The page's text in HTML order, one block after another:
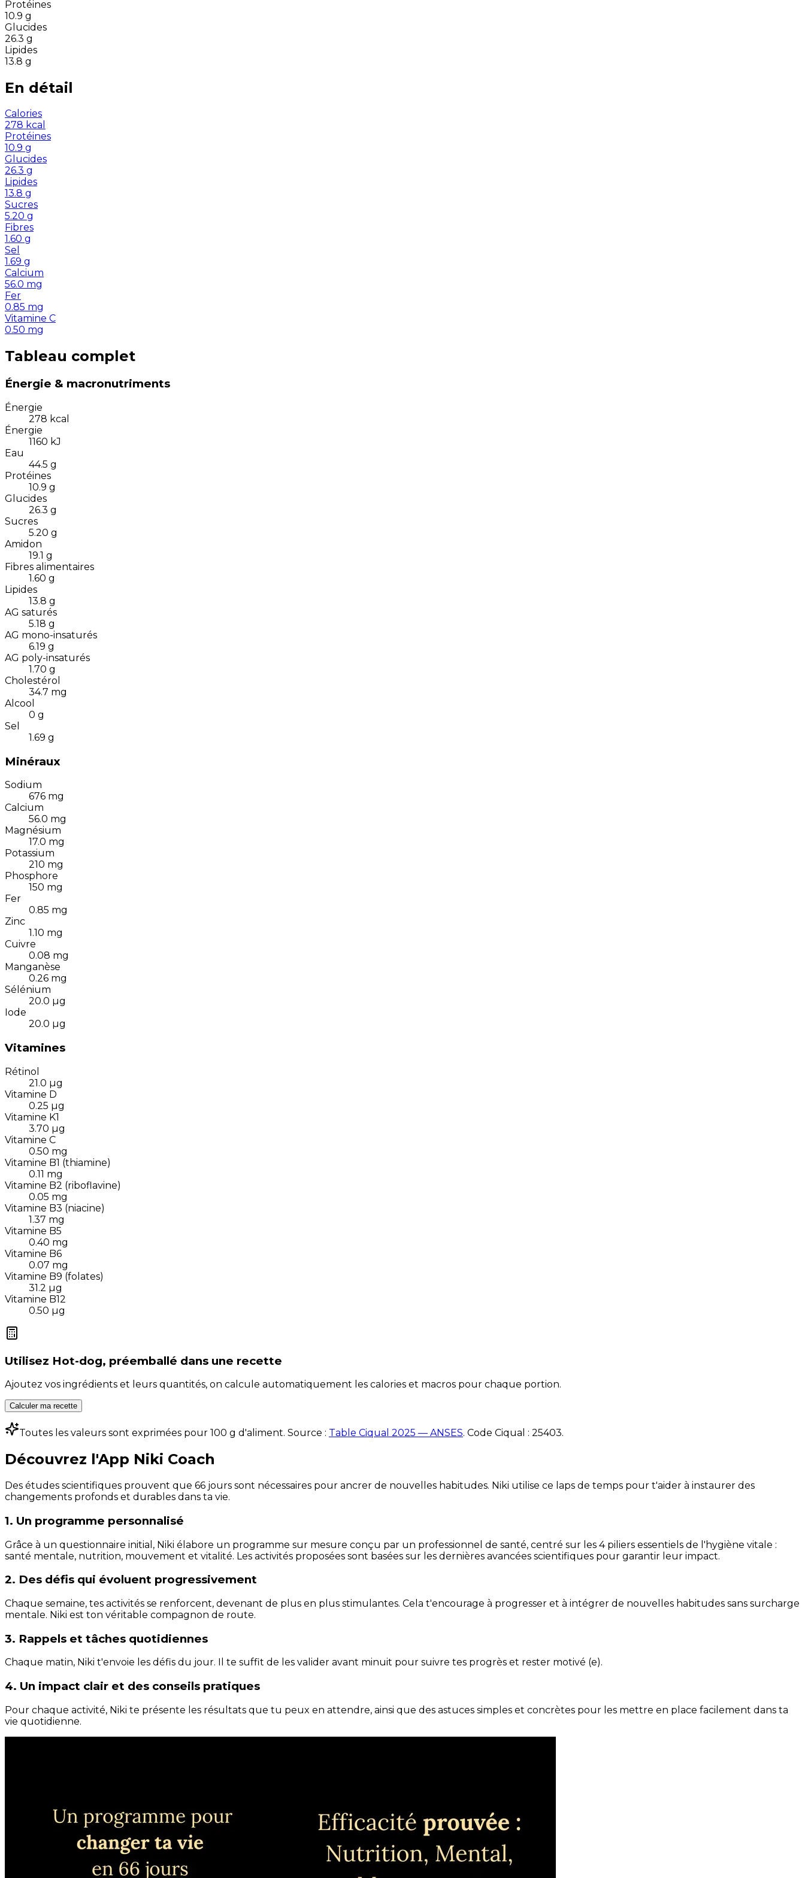
Protéines
10.9 g
Glucides
26.3 g
Lipides
13.8 g
En détail
Calories
278 kcal
Protéines
10.9 g
Glucides
26.3 g
Lipides
13.8 g
Sucres
5.20 g
Fibres
1.60 g
Sel
1.69 g
Calcium
56.0 mg
Fer
0.85 mg
Vitamine C
0.50 mg
Tableau complet
Énergie & macronutriments
Énergie
278 kcal
Énergie
1160 kJ
Eau
44.5 g
Protéines
10.9 g
Glucides
26.3 g
Sucres
5.20 g
Amidon
19.1 g
Fibres alimentaires
1.60 g
Lipides
13.8 g
AG saturés
5.18 g
AG mono-insaturés
6.19 g
AG poly-insaturés
1.70 g
Cholestérol
34.7 mg
Alcool
0 g
Sel
1.69 g
Minéraux
Sodium
676 mg
Calcium
56.0 mg
Magnésium
17.0 mg
Potassium
210 mg
Phosphore
150 mg
Fer
0.85 mg
Zinc
1.10 mg
Cuivre
0.08 mg
Manganèse
0.26 mg
Sélénium
20.0 µg
Iode
20.0 µg
Vitamines
Rétinol
21.0 µg
Vitamine D
0.25 µg
Vitamine K1
3.70 µg
Vitamine C
0.50 mg
Vitamine B1 (thiamine)
0.11 mg
Vitamine B2 (riboflavine)
0.05 mg
Vitamine B3 (niacine)
1.37 mg
Vitamine B5
0.40 mg
Vitamine B6
0.07 mg
Vitamine B9 (folates)
31.2 µg
Vitamine B12
0.50 µg
Utilisez Hot-dog, préemballé dans une recette
Ajoutez vos ingrédients et leurs quantités, on calcule automatiquement les calories et macros pour chaque portion.
Calculer ma recette
Toutes les valeurs sont exprimées pour 100 g d'aliment. Source : Table Ciqual 2025 — ANSES. Code Ciqual : 25403.
Découvrez l'App Niki Coach
Des études scientifiques prouvent que 66 jours sont nécessaires pour ancrer de nouvelles habitudes. Niki utilise ce laps de temps pour t'aider à instaurer des
changements profonds et durables dans ta vie.
1. Un programme personnalisé
Grâce à un questionnaire initial, Niki élabore un programme sur mesure conçu par un professionnel de santé, centré sur les 4 piliers essentiels de l'hygiène vitale :
santé mentale, nutrition, mouvement et vitalité. Les activités proposées sont basées sur les dernières avancées scientifiques pour garantir leur impact.
2. Des défis qui évoluent progressivement
Chaque semaine, tes activités se renforcent, devenant de plus en plus stimulantes. Cela t'encourage à progresser et à intégrer de nouvelles habitudes sans surcharge
mentale. Niki est ton véritable compagnon de route.
3. Rappels et tâches quotidiennes
Chaque matin, Niki t'envoie les défis du jour. Il te suffit de les valider avant minuit pour suivre tes progrès et rester motivé (e).
4. Un impact clair et des conseils pratiques
Pour chaque activité, Niki te présente les résultats que tu peux en attendre, ainsi que des astuces simples et concrètes pour les mettre en place facilement dans ta
vie quotidienne.